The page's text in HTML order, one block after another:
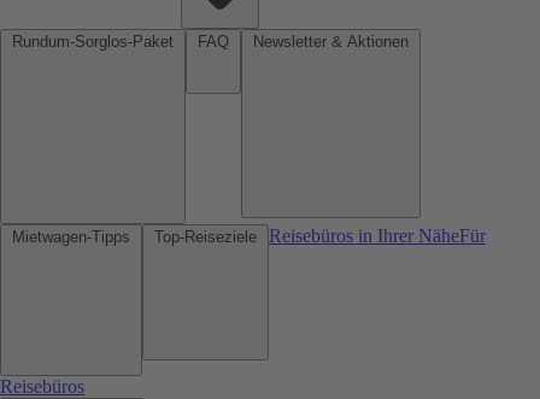
Reisebüros in Ihrer NäheFür
Reisebüros